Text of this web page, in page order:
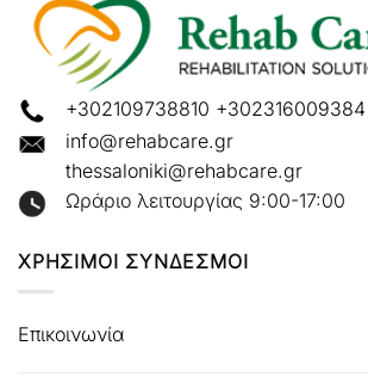
+302109738810 +302316009384
info@rehabcare.gr
thessaloniki@rehabcare.gr
Ωράριο λειτουργίας 9:00-17:00
ΧΡΗΣΙΜΟΙ ΣΥΝΔΕΣΜΟΙ
Επικοινωνία